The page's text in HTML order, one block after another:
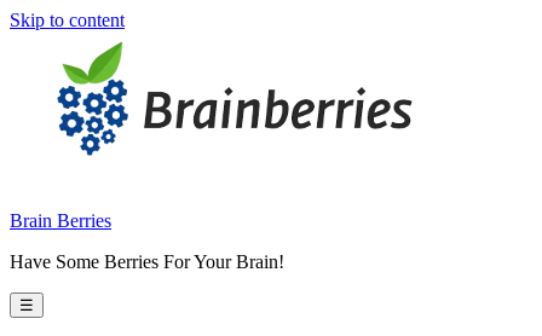
Skip to content
Brain Berries
Have Some Berries For Your Brain!
☰